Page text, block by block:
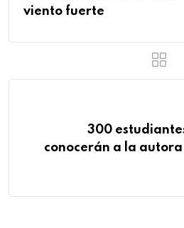
viento fuerte
300
conocerán a la autora